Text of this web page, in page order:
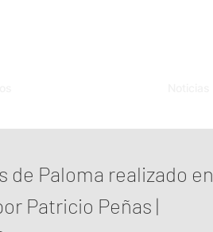
de Paloma realizado en
Patricio Peñas |